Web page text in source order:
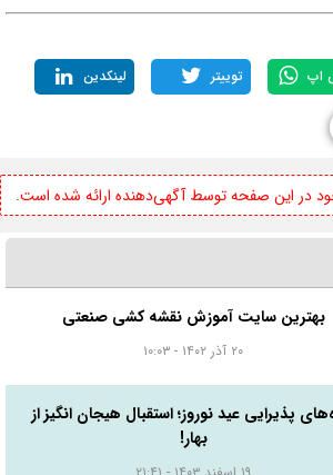
توییتر لینکدین
در این صفحه توسط آگهی‌دهنده ارائه شده است.
بهترین سایت آموزش نقشه کشی صنعتی
۲۰ آذر ۱۴۰۲ - ۱۰:۰۳
پذیرایی عید نوروز؛ استقبال هیجان انگیز از
بهار!